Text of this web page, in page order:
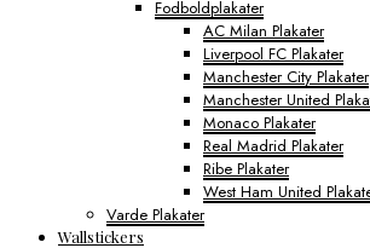
Fodboldplakater
AC Milan Plakater
Liverpool FC Plakater
Manchester City Plakater
Manchester United
Monaco Plakater
Real Madrid Plakater
Ribe Plakater
West Ham United
Varde Plakater
Wallstickers